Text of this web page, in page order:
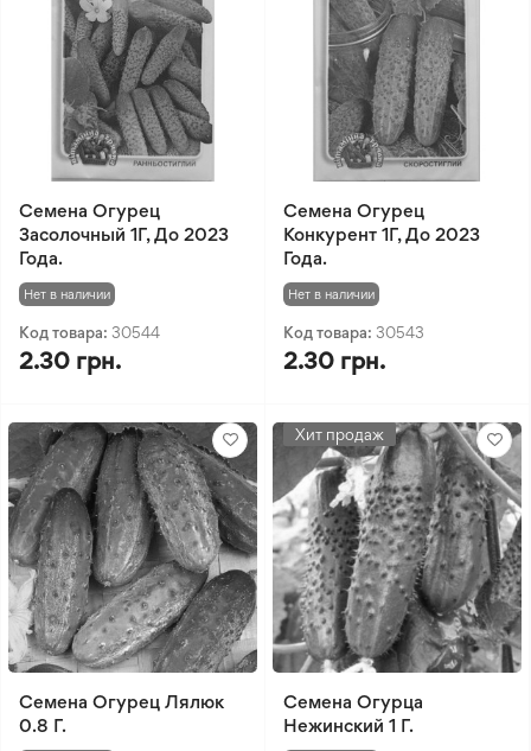
Семена Огурец
Засолочный 1Г, До 2023
Года.
Нет в наличии
Код товара: 30544
2.30 грн.
Семена Огурец
Конкурент 1Г, До 2023
Года.
Нет в наличии
Код товара: 30543
2.30 грн.
Семена Огурец Лялюк
0.8 Г.
Хит продаж
Семена Огурца
Нежинский 1 Г.